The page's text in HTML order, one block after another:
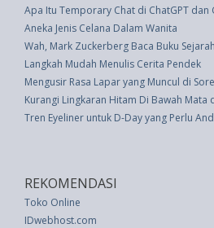
Apa Itu Temporary Chat di ChatGPT dan
Aneka Jenis Celana Dalam Wanita
Wah, Mark Zuckerberg Baca Buku Sejarah
Langkah Mudah Menulis Cerita Pendek
Mengusir Rasa Lapar yang Muncul di Sore
Kurangi Lingkaran Hitam Di Bawah Mata
Tren Eyeliner untuk D-Day yang Perlu
REKOMENDASI
Toko Online
IDwebhost.com